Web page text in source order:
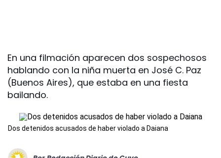
En una filmación aparecen dos sospechosos
hablando con la niña muerta en José C. Paz
(Buenos Aires), que estaba en una fiesta
bailando.
Dos detenidos acusados de haber violado a Daiana